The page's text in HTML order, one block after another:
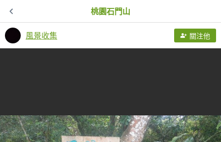
桃園石門山
風景收集 關注他